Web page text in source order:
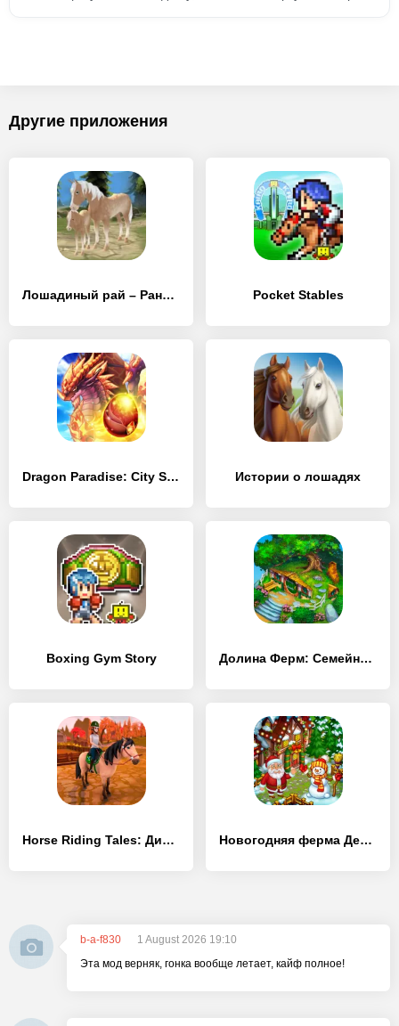
Другие приложения
Лошадиный рай – Ранчо моей мечты Pocket Stables
Dragon Paradise: City Sim Game Истории о лошадях
Boxing Gym Story Долина Ферм: Семейная ферма
Horse Riding Tales: Дикий пони Новогодняя ферма Деда Мороза
b-a-f830
1 August 2026 19:10
Эта мод верняк, гонка вообще летает, кайф полное!